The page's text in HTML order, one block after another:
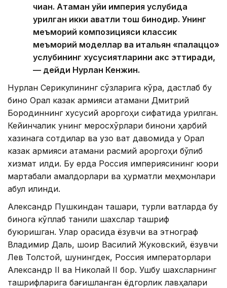
чиққан. Атаман уйи империя услубида
қурилган икки қаватли тош бинодир. Унинг
меъморий композицияси классик
меъморий моделлар ва итальян «палаццо»
услубининг хусусиятларини акс эттиради,
— дейди Нурлан Кенжин.
Нурлан Серикулининг сўзларига кўра, дастлаб бу
бино Орал казак армияси атамани Дмитрий
Бородиннинг хусусий қароргоҳи сифатида қурилган.
Кейинчалик унинг меросхўрлари бинони ҳарбий
хазинага сотдилар ва узоқ вақт давомида у Орал
казак армияси атамани расмий қароргоҳи бўлиб
хизмат қилди. Бу ерда Россия империясининг юқори
мартабали амалдорлари ва ҳурматли меҳмонлари
қабул қилинди.
Александр Пушкиндан ташқари, турли вақтларда бу
бинога кўплаб таниқли шахслар ташриф
буюришган. Улар орасида ёзувчи ва этнограф
Владимир Даль, шоир Василий Жуковский, ёзувчи
Лев Толстой, шунингдек, Россия императорлари
Александр II ва Николай II бор. Ушбу шахсларнинг
ташрифларига бағишланган ёдгорлик лавҳалари